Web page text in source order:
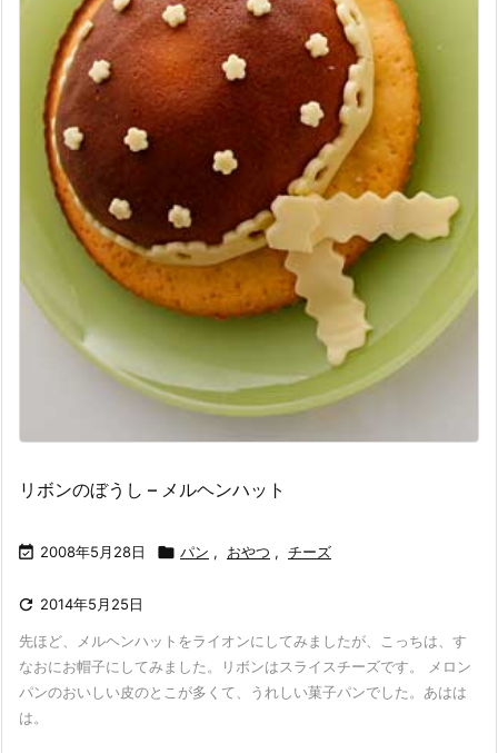
リボンのぼうし – メルヘンハット
 2008年5月28日  パン , おやつ , チーズ
 2014年5月25日
先ほど、メルヘンハットをライオンにしてみましたが、こっちは、す
なおにお帽子にしてみました。リボンはスライスチーズです。 メロン
パンのおいしい皮のとこが多くて、うれしい菓子パンでした。あはは
は。